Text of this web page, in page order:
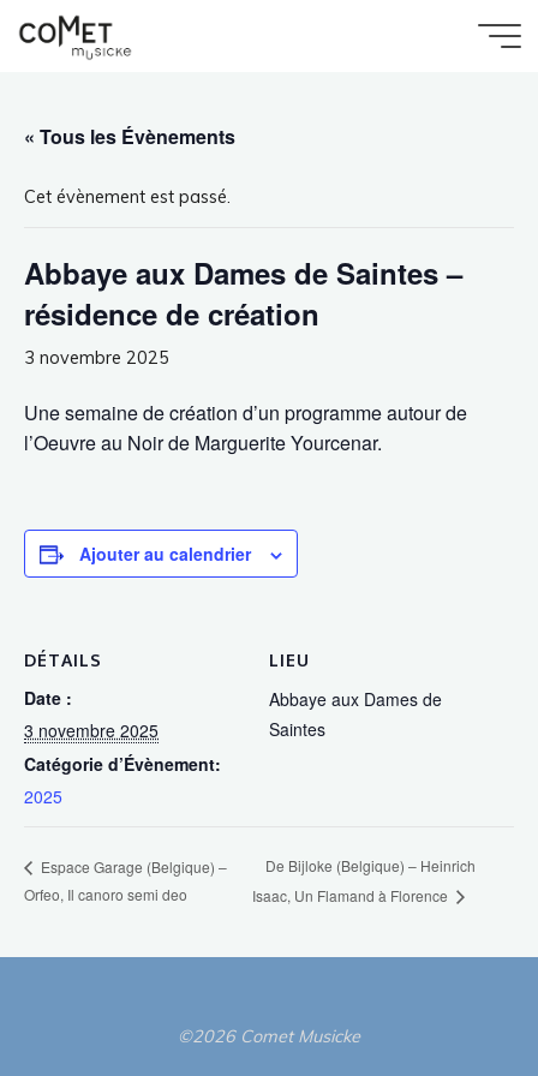
Abbaye aux Dames de Saintes – résidence de
« Tous les Évènements
Cet évènement est passé.
Abbaye aux Dames de Saintes –
résidence de création
3 novembre 2025
Une semaine de création d’un programme autour de
l’Oeuvre au Noir de Marguerite Yourcenar.
Ajouter au calendrier
DÉTAILS
Date :
3 novembre 2025
Catégorie d’Évènement:
2025
LIEU
Abbaye aux Dames de
Saintes
Espace Garage (Belgique) –
Orfeo, Il canoro semi deo
De Bijloke (Belgique) – Heinrich
Isaac, Un Flamand à Florence
©2026 Comet Musicke